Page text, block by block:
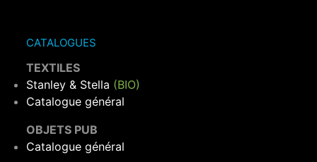
CATALOGUES
TEXTILES
Stanley & Stella (BIO)
Catalogue général
OBJETS PUB
Catalogue général